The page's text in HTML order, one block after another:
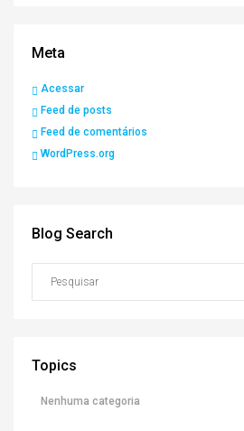
Meta
Acessar
Feed de posts
Feed de comentários
WordPress.org
Blog Search
Topics
Nenhuma categoria